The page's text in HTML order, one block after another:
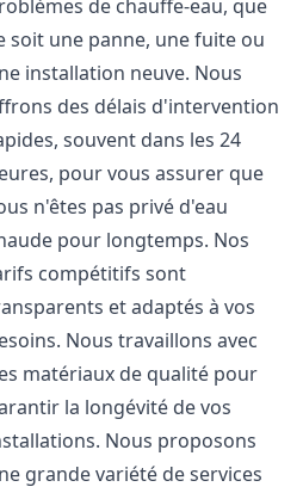
de chauffe-eau, que
soit une panne, une fuite ou
installation neuve. Nous
des délais d'intervention
souvent dans les 24
pour vous assurer que
n'êtes pas privé d'eau
pour longtemps. Nos
compétitifs sont
et adaptés à vos
Nous travaillons avec
matériaux de qualité pour
la longévité de vos
Nous proposons
grande variété de services